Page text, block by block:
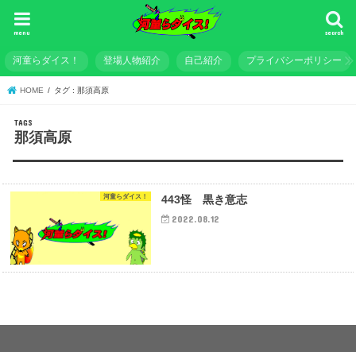
search
menu
河童らダイス！ 登場人物紹介 自己紹介 プライバシーポリシー
HOME タグ : 那須高原
那須高原
河童らダイス！ 443怪 黒き意志
2022.08.12